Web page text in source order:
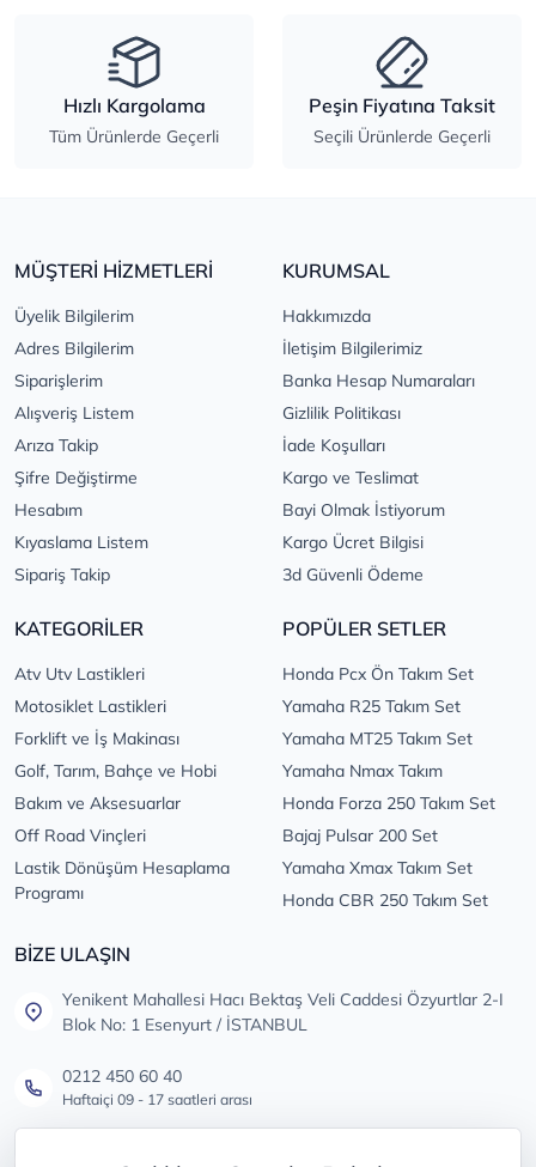
Hızlı Kargolama
Tüm Ürünlerde Geçerli
Peşin Fiyatına Taksit
Seçili Ürünlerde Geçerli
MÜŞTERİ HİZMETLERİ
Üyelik Bilgilerim
Adres Bilgilerim
Siparişlerim
Alışveriş Listem
Arıza Takip
Şifre Değiştirme
Hesabım
Kıyaslama Listem
Sipariş Takip
KURUMSAL
Hakkımızda
İletişim Bilgilerimiz
Banka Hesap Numaraları
Gizlilik Politikası
İade Koşulları
Kargo ve Teslimat
Bayi Olmak İstiyorum
Kargo Ücret Bilgisi
3d Güvenli Ödeme
KATEGORİLER
Atv Utv Lastikleri
Motosiklet Lastikleri
Forklift ve İş Makinası
Golf, Tarım, Bahçe ve Hobi
Bakım ve Aksesuarlar
Off Road Vinçleri
Lastik Dönüşüm Hesaplama
Programı
POPÜLER SETLER
Honda Pcx Ön Takım Set
Yamaha R25 Takım Set
Yamaha MT25 Takım Set
Yamaha Nmax Takım
Honda Forza 250 Takım Set
Bajaj Pulsar 200 Set
Yamaha Xmax Takım Set
Honda CBR 250 Takım Set
BİZE ULAŞIN
Yenikent Mahallesi Hacı Bektaş Veli Caddesi Özyurtlar 2-I
Blok No: 1 Esenyurt / İSTANBUL
0212 450 60 40
Haftaiçi 09 - 17 saatleri arası